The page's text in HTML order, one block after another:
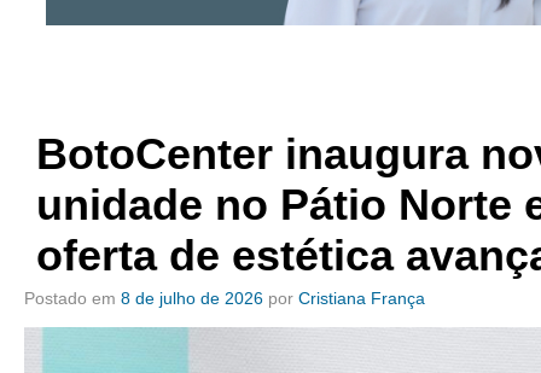
BotoCenter inaugura
unidade no Pátio Norte
oferta de estética
Postado em 8 de julho de 2026 por Cristiana França